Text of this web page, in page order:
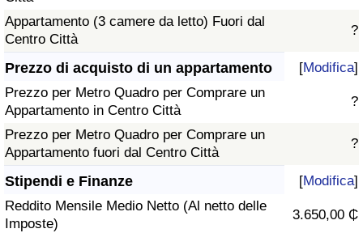
Appartamento (3 camere da letto) Fuori dal
Centro Città
?
Prezzo di acquisto di un appartamento [Modifica]
Prezzo per Metro Quadro per Comprare un
Appartamento in Centro Città
?
Prezzo per Metro Quadro per Comprare un
Appartamento fuori dal Centro Città
?
Stipendi e Finanze [Modifica]
Reddito Mensile Medio Netto (Al netto delle
Imposte)
3.650,00 ₵